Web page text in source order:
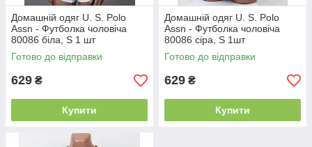
Домашній одяг U. S. Polo
Assn - Футболка чоловіча
80086 біла, S 1 шт
Готово до відправки
629 ₴
Купити
Домашній одяг U. S. Polo
Assn - Футболка чоловіча
80086 сіра, S 1шт
Готово до відправки
629 ₴
Купити